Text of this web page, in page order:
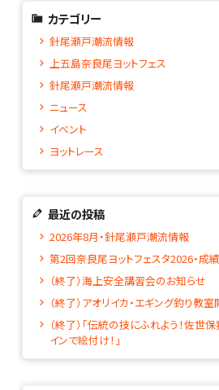
カテゴリー
針尾瀬戸潮流情報
上五島奈良尾ヨットフェス
針尾瀬戸潮流情報
ニュース
イベント
ヨットレース
最近の投稿
2026年8月・針尾瀬戸潮流情報
第2回奈良尾ヨットフェスタ2026・成
（終了）海上安全講習会のお知らせ
（終了）アオリイカ・エギング釣り教
（終了）「伝統の技にふれよう！佐世
インで絵付け！」